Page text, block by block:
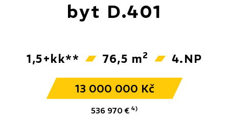
byt D.401
1,5+kk** 76,5 m2 4.NP
13 000 000 Kč
536 970 € 4)